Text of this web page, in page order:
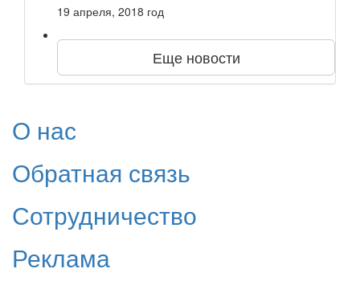
19 апреля, 2018 год
Еще новости
О нас
Обратная связь
Сотрудничество
Реклама